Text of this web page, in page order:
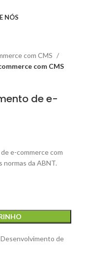
NÓS
com CMS
com CMS
de e-
e-commerce com
normas da ABNT.
de